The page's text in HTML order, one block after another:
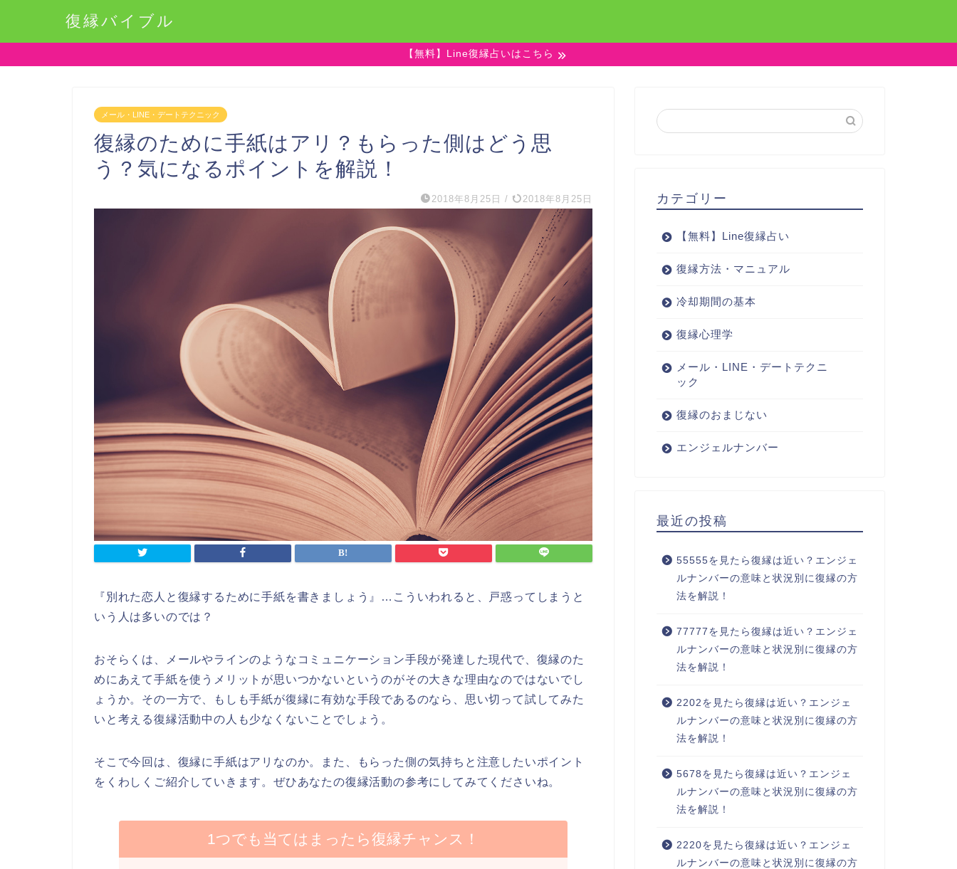
復縁バイブル
【無料】Line復縁占いはこちら
メール・LINE・デートテクニック
復縁のために手紙はアリ？もらった側はどう思
う？気になるポイントを解説！
2018年8月25日 / 2018年8月25日
『別れた恋人と復縁するために手紙を書きましょう』…こういわれると、戸惑ってしまうと
いう人は多いのでは？
おそらくは、メールやラインのようなコミュニケーション手段が発達した現代で、復縁のた
めにあえて手紙を使うメリットが思いつかないというのがその大きな理由なのではないでし
ょうか。その一方で、もしも手紙が復縁に有効な手段であるのなら、思い切って試してみた
いと考える復縁活動中の人も少なくないことでしょう。
そこで今回は、復縁に手紙はアリなのか。また、もらった側の気持ちと注意したいポイント
をくわしくご紹介していきます。ぜひあなたの復縁活動の参考にしてみてくださいね。
1つでも当てはまったら復縁チャンス！
カテゴリー
【無料】Line復縁占い
復縁方法・マニュアル
冷却期間の基本
復縁心理学
メール・LINE・デートテクニ
ック
復縁のおまじない
エンジェルナンバー
最近の投稿
55555を見たら復縁は近い？エンジェ
ルナンバーの意味と状況別に復縁の方
法を解説！
77777を見たら復縁は近い？エンジェ
ルナンバーの意味と状況別に復縁の方
法を解説！
2202を見たら復縁は近い？エンジェ
ルナンバーの意味と状況別に復縁の方
法を解説！
5678を見たら復縁は近い？エンジェ
ルナンバーの意味と状況別に復縁の方
法を解説！
2220を見たら復縁は近い？エンジェ
ルナンバーの意味と状況別に復縁の方